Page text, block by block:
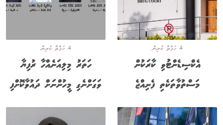
4 ހަފްތާ ކުރިން
އެކްސިޑެންޓުވި ކާރަކުން
މަސްތުވާތަކެތި ފެނިއްޖެ
4 ހަފްތާ ކުރިން
ހަތަރު މިލިއަނެއްހާ ރުފިޔާ
ވަގަށްނެގި މީހުންނަށް ދައުވާކޮށްފި